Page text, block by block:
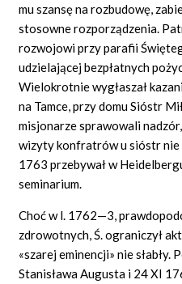
mu szansę na rozbudowę,
stosowne rozporządzenia.
rozwojowi przy parafii
udzielającej bezpłatnych
Wielokrotnie wygłaszał
na Tamce, przy domu Sióstr
misjonarze sprawowali
wizyty konfratrów u sióstr nie
1763 przebywał w
seminarium.
Choć w l. 1762—3,
zdrowotnych, Ś. ograniczył
«szarej eminencji» nie słabły.
Stanisława Augusta i 24 XI